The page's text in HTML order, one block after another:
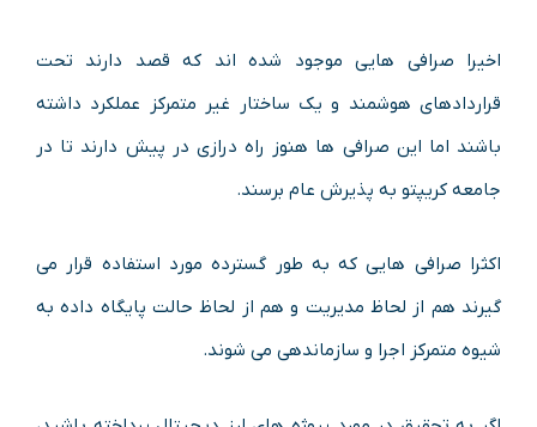
اخیرا صرافی هایی موجود شده اند که قصد دارند تحت
قراردادهای هوشمند و یک ساختار غیر متمرکز عملکرد داشته
باشند اما این صرافی ها هنوز راه درازی در پیش دارند تا در
جامعه کریپتو به پذیرش عام برسند.
اکثرا صرافی هایی که به طور گسترده مورد استفاده قرار می
گیرند هم از لحاظ مدیریت و هم از لحاظ حالت پایگاه داده به
شیوه متمرکز اجرا و سازماندهی می شوند.